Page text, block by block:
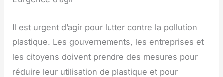
Il est urgent d’agir pour lutter contre la pollution
plastique. Les gouvernements, les entreprises et
les citoyens doivent prendre des mesures pour
réduire leur utilisation de plastique et pour